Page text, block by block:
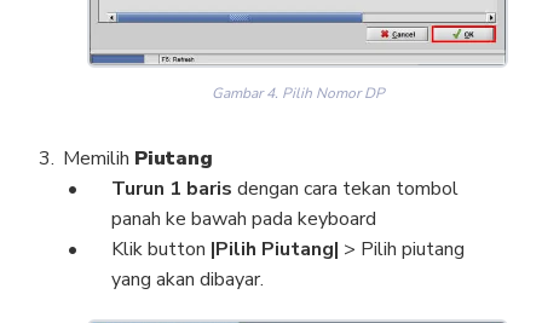
Gambar 4. Pilih Nomor DP
Memilih Piutang
Turun 1 baris dengan cara tekan tombol
panah ke bawah pada keyboard
Klik button |Pilih Piutang| > Pilih piutang
yang akan dibayar.